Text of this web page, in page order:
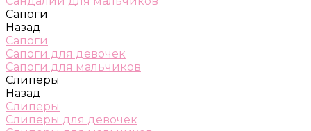
Сапоги
Назад
Сапоги
Сапоги для девочек
Сапоги для мальчиков
Слиперы
Назад
Слиперы
Слиперы для девочек